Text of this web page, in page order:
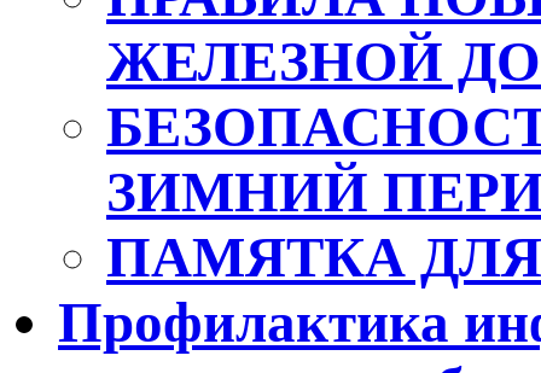
ЖЕЛЕЗНОЙ
ЗИМНИЙ
ПАМЯТКА
Профилактика